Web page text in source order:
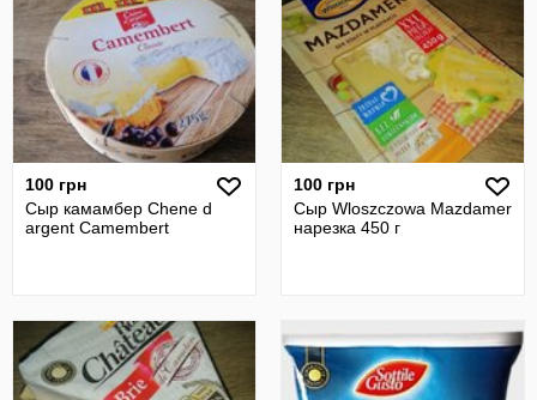
100 грн
Сыр камамбер Chene d
argent Camembert
100 грн
Сыр Wloszczowa Mazdamer
нарезка 450 г